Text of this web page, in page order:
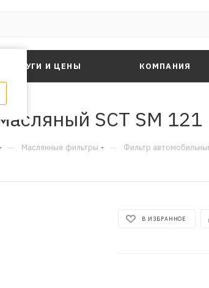
УСЛУГИ И ЦЕНЫ КОМПАНИЯ
SCT SM 121
— Маслянные фильтры — Фильтр
В ИЗБРАННОЕ